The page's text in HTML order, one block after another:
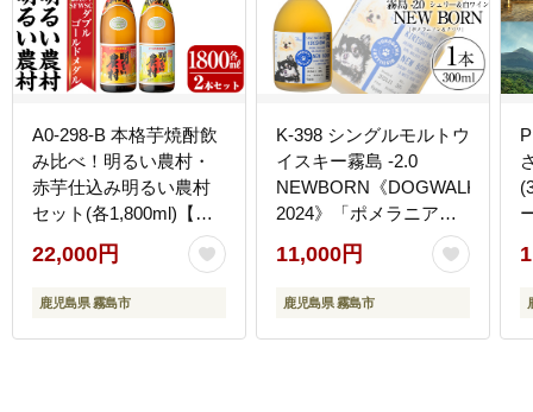
A0-298-B 本格芋焼酎飲
み比べ！明るい農村・
赤芋仕込み明るい農村
セット(各1,800ml)【霧
島町蒸留所】霧島市 焼
酎 芋 芋焼酎 本格芋焼酎
本格焼酎 酒 飲み比べセ
22,000円
鹿児島県 霧島市
K-398 シングルモルトウ
イスキー霧島 -2.0
NEWBORN《DOGWALKER
2024》「ポメラニアン
＆チワワ」300ml 【ア
ットスター】霧島市 お
酒 酒 原酒 ウィスキー
割り ロック 洋酒 シェリ
11,000円
鹿児島県 霧島市